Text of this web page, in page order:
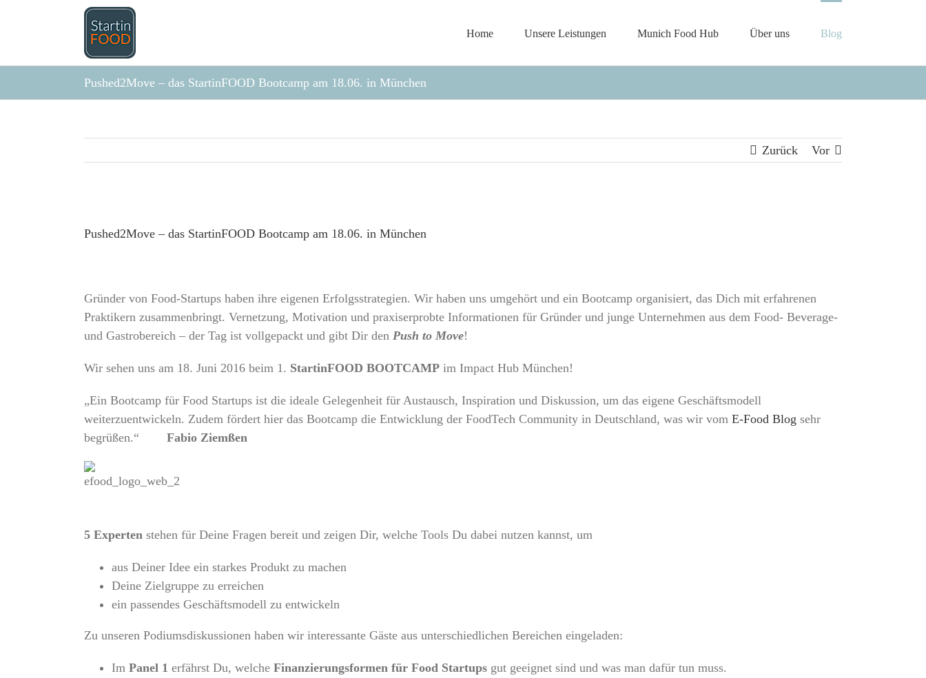
Home Unsere Leistungen Munich Food Hub Über uns Blog
Pushed2Move – das StartinFOOD Bootcamp am 18.06. in München
Zurück Vor
grösseres
Pushed2Move – das StartinFOOD Bootcamp am 18.06. in München
Gründer von Food-Startups haben ihre eigenen Erfolgsstrategien. Wir haben uns umgehört und ein Bootcamp organisiert, das Dich mit erfahrenen
Praktikern zusammenbringt. Vernetzung, Motivation und praxiserprobte Informationen für Gründer und junge Unternehmen aus dem Food- Beverage-
und Gastrobereich – der Tag ist vollgepackt und gibt Dir den Push to Move!
Wir sehen uns am 18. Juni 2016 beim 1. StartinFOOD BOOTCAMP im Impact Hub München!
„Ein Bootcamp für Food Startups ist die ideale Gelegenheit für Austausch, Inspiration und Diskussion, um das eigene Geschäftsmodell
weiterzuentwickeln. Zudem fördert hier das Bootcamp die Entwicklung der FoodTech Community in Deutschland, was wir vom E-Food Blog sehr
begrüßen.“ Fabio Ziemßen
5 Experten stehen für Deine Fragen bereit und zeigen Dir, welche Tools Du dabei nutzen kannst, um
aus Deiner Idee ein starkes Produkt zu machen
Deine Zielgruppe zu erreichen
ein passendes Geschäftsmodell zu entwickeln
Zu unseren Podiumsdiskussionen haben wir interessante Gäste aus unterschiedlichen Bereichen eingeladen:
Im Panel 1 erfährst Du, welche Finanzierungsformen für Food Startups gut geeignet sind und was man dafür tun muss.